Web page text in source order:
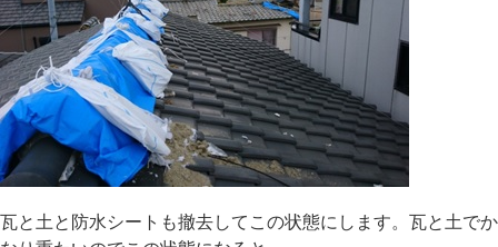
瓦と土と防水シートも撤去してこの状態にします。瓦と土でか